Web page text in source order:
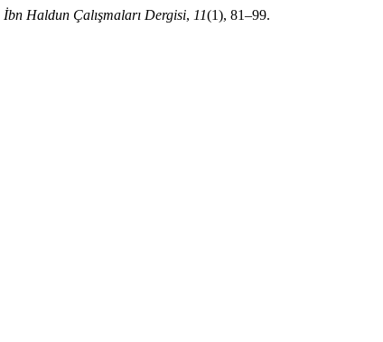
İbn Haldun Çalışmaları Dergisi, 11(1), 81–99.